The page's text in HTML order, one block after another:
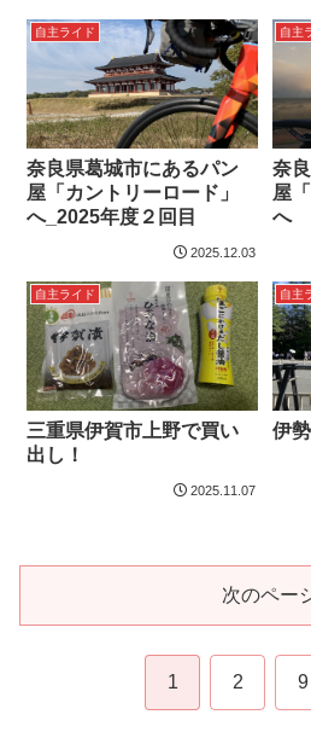
自主ライド
奈良県葛城市にあるパン
屋「カントリーロード」
へ_2025年度２回目
2025.12.03
自主
奈
屋
へ
自主ライド
三重県伊賀市上野で買い
出し！
2025.11.07
自主
伊
次のペー
1 2 9